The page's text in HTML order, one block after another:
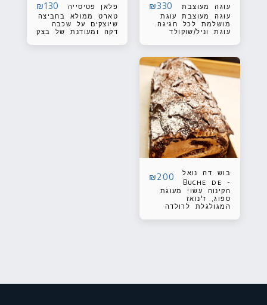
עוגה מעוצבת ₪330
עוגה מעוצבת עוגת
מושלמת לכל חגיגה.
עוגת וניל/שוקולד
קרם וניל/שוקולד. ניתן
וצבע הכיתוב שעל
העוגה. ניתן לבחור
את צבע עיטוף
העוגה. קוטר 18 ס"מ
פלאן פטיסייה ₪130
טארט ממולא בחביצה
שיוצקים על שכבה
דקה ומעודנת של בצק
עלים.
בוש דה נואל
- Buche de
Noel
₪200
הקינוח עשוי מעוגת
ספוג, ז'נואז
המגולגלת לרולדה
בגנאש בטעם שוקולד